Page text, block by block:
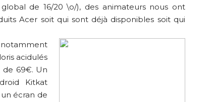
de 16/20 \o/), des animateurs nous ont
Acer soit qui sont déjà disponibles soit qui
acidulés
de 69€. Un
Kitkat
écran de